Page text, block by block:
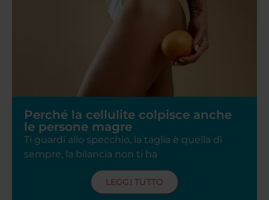
Perché la cellulite colpisce anche
le persone magre
Ti guardi allo specchio, la taglia è quella di
sempre, la bilancia non ti ha
LEGGI TUTTO